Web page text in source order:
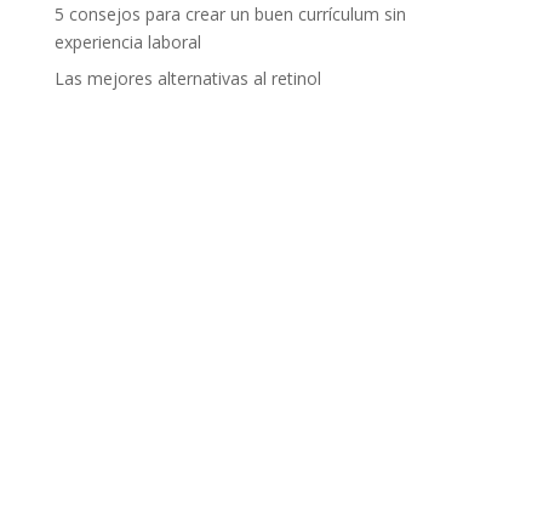
5 consejos para crear un buen currículum sin
experiencia laboral
Las mejores alternativas al retinol